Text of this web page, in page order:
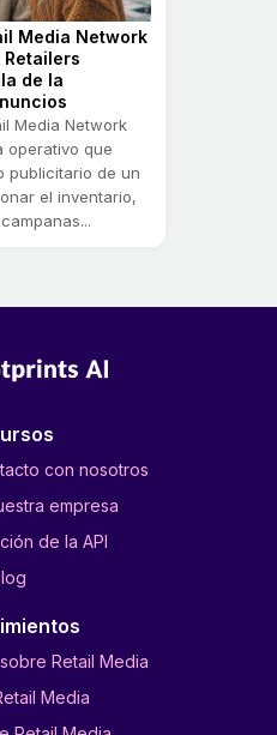
Media Network
Retailers
de la
Media Network
operativo que
publicitario de un
el inventario,
con nosotros
empresa
de la API
Retail Media
Media